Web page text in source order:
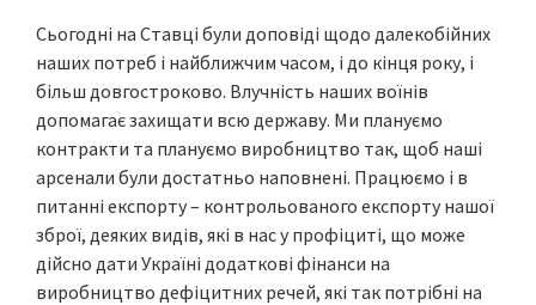
Сьогодні на Ставці були доповіді щодо далекобійних
наших потреб і найближчим часом, і до кінця року, і
більш довгостроково. Влучність наших воїнів
допомагає захищати всю державу. Ми плануємо
контракти та плануємо виробництво так, щоб наші
арсенали були достатньо наповнені. Працюємо і в
питанні експорту – контрольованого експорту нашої
зброї, деяких видів, які в нас у профіциті, що може
дійсно дати Україні додаткові фінанси на
виробництво дефіцитних речей, які так потрібні на